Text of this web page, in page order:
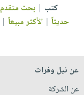
كتب | بحث متقدم
حديثاً |الأكثر مبيعاً |
عن نيل وفرات
عن الشركة